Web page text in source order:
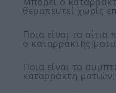
θεραπευτεί χωρίς
Ποια είναι τα αίτια
ο καταρράκτης
Ποια είναι τα
καταρράκτη ματιών;